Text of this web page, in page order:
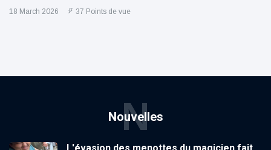
18 March 2026 37 Points de vue
Nouvelles
N